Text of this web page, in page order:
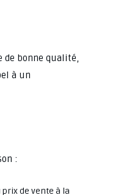
de bonne qualité,
à un
:
de vente à la